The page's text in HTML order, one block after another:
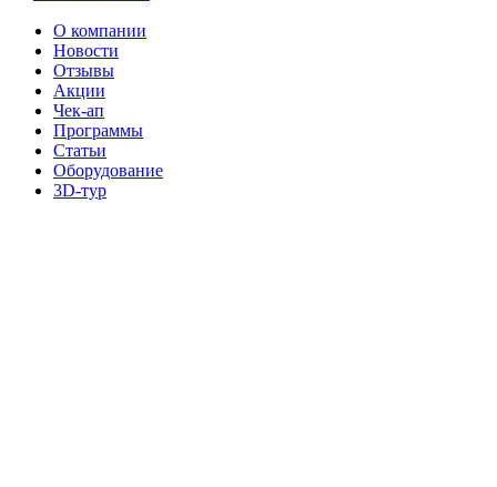
О компании
Новости
Отзывы
Акции
Чек-ап
Программы
Статьи
Оборудование
3D-тур